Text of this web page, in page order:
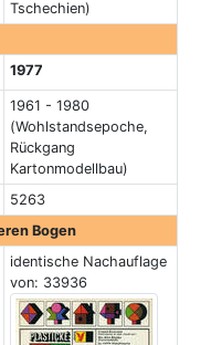
Tschechien)
1977
1961 - 1980
(Wohlstandsepoche,
Rückgang
Kartonmodellbau)
5263
Bogen
identische Nachauflage
von: 33936